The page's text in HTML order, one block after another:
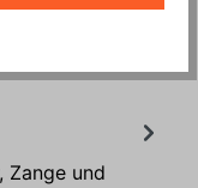
Zange und